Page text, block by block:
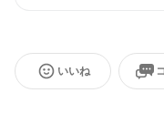
いいね